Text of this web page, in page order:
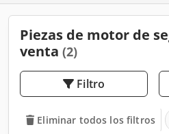
Piezas de motor de
venta (2)
Filtro
Eliminar todos los filtros